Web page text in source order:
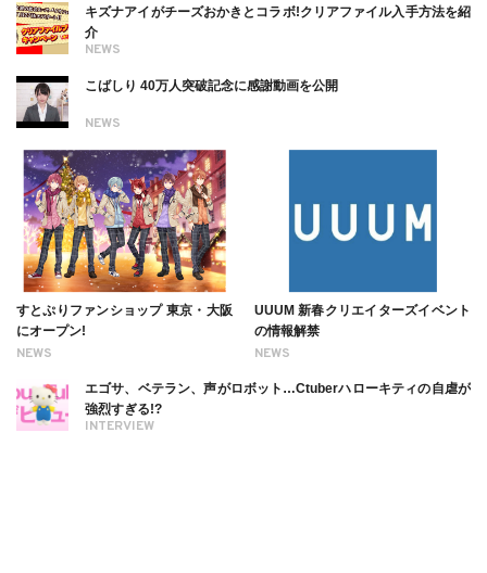
NEWS
キズナアイがチーズおかきとコラボ!クリアファイル入手方法を紹
介
NEWS
こばしり 40万人突破記念に感謝動画を公開
NEWS
すとぷりファンショップ 東京・大阪
にオープン!
NEWS
UUUM 新春クリエイターズイベント
の情報解禁
INTERVIEW
エゴサ、ベテラン、声がロボット…Ctuberハローキティの自虐が
強烈すぎる!?